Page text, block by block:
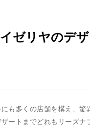
イゼリヤのデ
も多くの店舗を構え、
ートまでどれもリーズ